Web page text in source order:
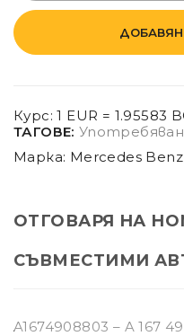
Курс: 1 EUR = 1.95583
ТАГОВЕ:
Марка: Mercedes Benz
ОТГОВАРЯ НА
СЪВМЕСТИМИ
A1674908803 – A 167